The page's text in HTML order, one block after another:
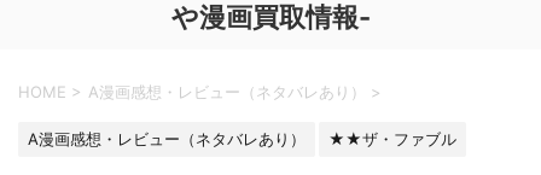
や漫画買取情報-
HOME > A漫画感想・レビュー（ネタバレあり） >
A漫画感想・レビュー（ネタバレあり） ★★ザ・ファブル